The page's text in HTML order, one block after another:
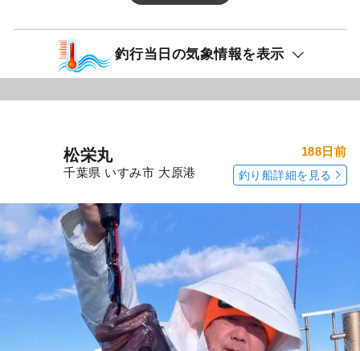
釣行当日の気象情報を表示
松栄丸
千葉県 いすみ市 大原港
188日前
釣り船詳細を見る